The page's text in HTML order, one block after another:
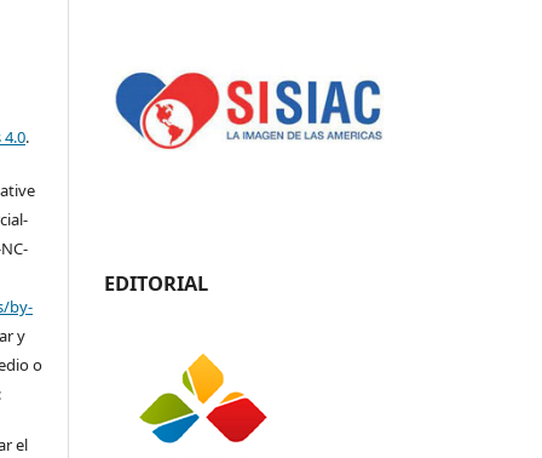
.
by-
y
o
el
EDITORIAL